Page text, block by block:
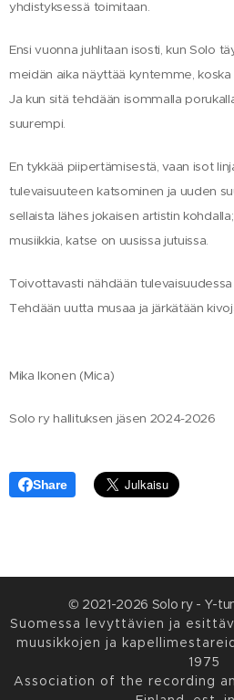
yhdistyksessä toimitaan.
Ensi vuonna juhlitaan isosti, kun Solo
meidän aika näyttää kyntemme,
Ja kun sitä tehdään isommalla
suurempi.
En tykkää piipertämisestä, vaan isot
tulevaisuuteen katsominen ja uuden
sellaista lähes jokaisen artistin
musiikkia, katse on uusissa jutuissa.
Toivottavasti nähdään
Tehdään uutta musaa ja järkätään
Mika Ikonen (Mica)
Solo ry hallituksen jäsen 2024-2026
Share
© 2021-2026 Solo ry - Y-
Suomessa levyttävien ja
muusikkojen ja
1975
Association of the recording